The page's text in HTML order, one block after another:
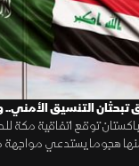
تبحثان التنسيق الأمني..
توقع اتفاقية مكة
هجوما يستدعي مواجهة